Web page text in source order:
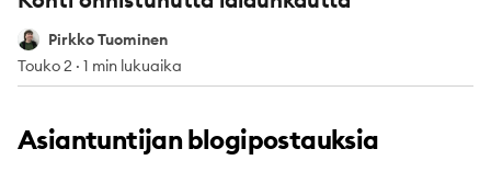
Pirkko Tuominen
Pirkko Tuominen
Touko 2 · 1 min lukuaika
Asiantuntijan blogipostauksia